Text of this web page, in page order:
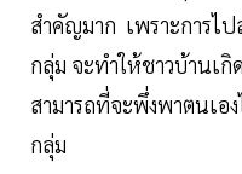
สำคัญมาก เพราะการไ
กลุ่ม จะทำให้ชาวบ้านเกิ
สามารถที่จะพึ่งพาตนเอ
กลุ่ม